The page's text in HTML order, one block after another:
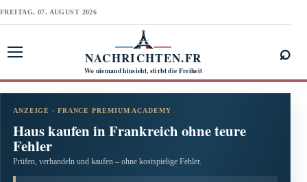
FREITAG, 07. AUGUST 2026
NACHRICHTEN.FR
Wo niemand hinsieht, stirbt die Freiheit
⌕
ANZEIGE · FRANCE PREMIUM ACADEMY
Haus kaufen in Frankreich ohne teure
Fehler
Prüfen, verhandeln und kaufen – ohne kostspielige Fehler.